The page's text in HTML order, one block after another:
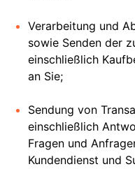
Verarbeitung und
sowie Senden der
einschließlich
an Sie;
Sendung von
einschließlich
Fragen und
Kundendienst und